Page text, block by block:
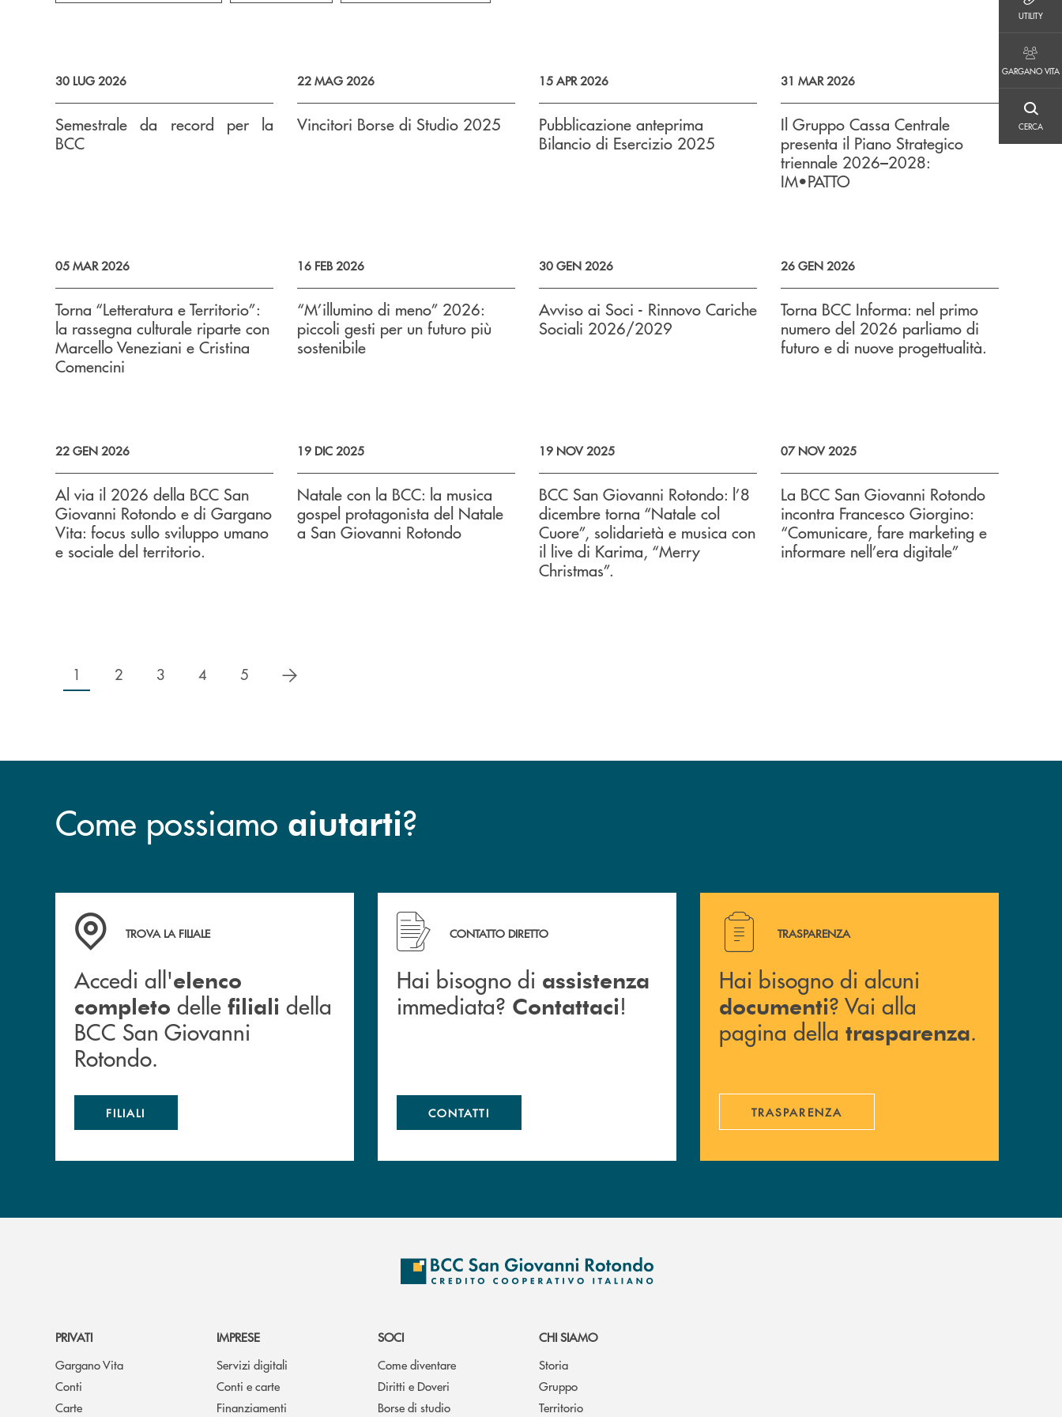
UTILITY
GARGANO VITA
CERCA
CERCA
30 LUG 2026
Semestrale da record per la
BCC
22 MAG 2026
Vincitori Borse di Studio 2025
15 APR 2026
Pubblicazione anteprima
Bilancio di Esercizio 2025
31 MAR 2026
Il Gruppo Cassa Centrale
presenta il Piano Strategico
triennale 2026–2028:
IM•PATTO
05 MAR 2026
Torna “Letteratura e Territorio”:
la rassegna culturale riparte con
Marcello Veneziani e Cristina
Comencini
16 FEB 2026
“M’illumino di meno” 2026:
piccoli gesti per un futuro più
sostenibile
30 GEN 2026
Avviso ai Soci - Rinnovo Cariche
Sociali 2026/2029
26 GEN 2026
Torna BCC Informa: nel primo
numero del 2026 parliamo di
futuro e di nuove progettualità.
22 GEN 2026
Al via il 2026 della BCC San
Giovanni Rotondo e di Gargano
Vita: focus sullo sviluppo umano
e sociale del territorio.
19 DIC 2025
Natale con la BCC: la musica
gospel protagonista del Natale
a San Giovanni Rotondo
19 NOV 2025
BCC San Giovanni Rotondo: l’8
dicembre torna “Natale col
Cuore”, solidarietà e musica con
il live di Karima, “Merry
Christmas”.
07 NOV 2025
La BCC San Giovanni Rotondo
incontra Francesco Giorgino:
“Comunicare, fare marketing e
informare nell’era digitale”
1 2 3 4 5 successivo
Come possiamo aiutarti?
Accedi all' elenco completo delle filiali della BCC San Giovanni Rotondo.
TROVA LA FILIALE
Accedi all'elenco
completo delle filiali della
BCC San Giovanni
Rotondo.
FILIALI
Hai bisogno di assistenza immediata? Contattaci !
CONTATTO DIRETTO
Hai bisogno di assistenza
immediata? Contattaci!
CONTATTI
Hai bisogno di alcuni documenti ? Vai alla pagina della
TRASPARENZA
Hai bisogno di alcuni
documenti? Vai alla
pagina della trasparenza.
TRASPARENZA
PRIVATI
Gargano Vita
Conti
Carte
IMPRESE
Servizi digitali
Conti e carte
Finanziamenti
SOCI
Come diventare
Diritti e Doveri
Borse di studio
CHI SIAMO
Storia
Gruppo
Territorio